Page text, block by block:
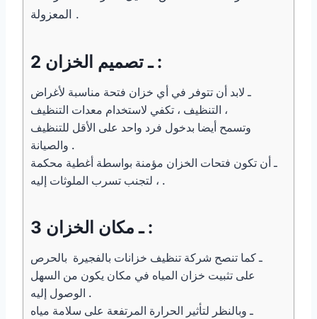
المعزولة .
2 ـ تصميم الخزان :
ـ لابد أن تتوفر في أي خزان فتحة مناسبة لأغراض
التنظيف ، تكفي لاستخدام معدات التنظيف ،
وتسمح أيضا بدخول فرد واحد على الأقل للتنظيف
والصيانة .
ـ أن تكون فتحات الخزان مؤمنة بواسطة أغطية محكمة
، لتجنب تسرب الملوثات إليه .
3 ـ مكان الخزان :
ـ كما تنصح شركة تنظيف خزانات بالفجيرة بالحرص
على تثبيت خزان المياه في مكان يكون من السهل
الوصول إليه .
ـ وبالنظر لتأثير الحرارة المرتفعة على سلامة مياه